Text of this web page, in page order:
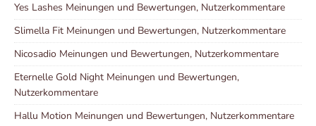
Yes Lashes Meinungen und Bewertungen, Nutzerkommentare
Slimella Fit Meinungen und Bewertungen, Nutzerkommentare
Nicosadio Meinungen und Bewertungen, Nutzerkommentare
Eternelle Gold Night Meinungen und Bewertungen,
Nutzerkommentare
Hallu Motion Meinungen und Bewertungen, Nutzerkommentare